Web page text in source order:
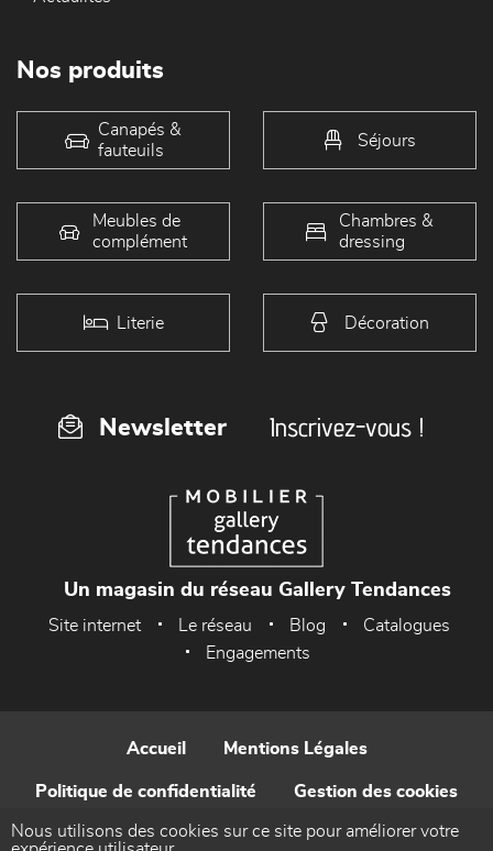
Nos produits
Canapés &
fauteuils
Séjours
Meubles de
complément
Chambres &
dressing
Literie Décoration
Newsletter Inscrivez-vous !
Un magasin du réseau Gallery Tendances
Site internet Le réseau Blog
Catalogues
Engagements
Accueil Mentions Légales
Politique de confidentialité Gestion des cookies
Contact
Nous utilisons des cookies sur ce site pour améliorer votre